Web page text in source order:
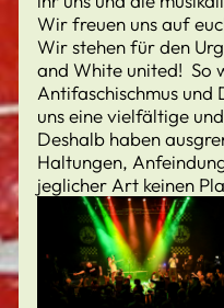
Wir freuen uns auf
Wir stehen für den
and White united! So
Antifaschischmus und
uns eine vielfältige
Deshalb haben
Haltungen,
jeglicher Art keinen